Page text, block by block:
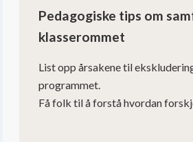
Pedagogiske tips om
klasserommet
List opp årsakene til
programmet.
Få folk til å forstå hvordan